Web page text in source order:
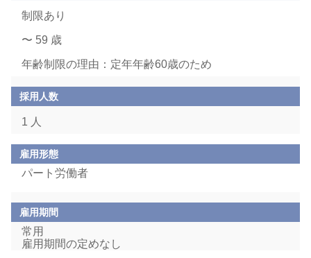
制限あり
〜 59 歳
年齢制限の理由：定年年齢60歳のため
採用人数
1 人
雇用形態
パート労働者
雇用期間
常用
雇用期間の定めなし